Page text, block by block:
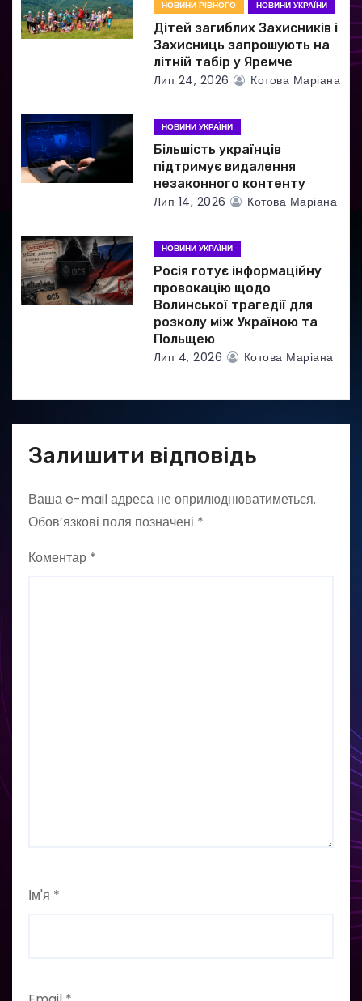
и
в
НОВИНИ РІВНОГО
НОВИНИ УКРАЇНИ
Дітей загиблих Захисників і
Захисниць запрошують на
літній табір у Яремче
Лип 24, 2026 Котова Маріана
НОВИНИ УКРАЇНИ
Більшість українців
підтримує видалення
незаконного контенту
Лип 14, 2026 Котова Маріана
НОВИНИ УКРАЇНИ
Росія готує інформаційну
провокацію щодо
Волинської трагедії для
розколу між Україною та
Польщею
Лип 4, 2026 Котова Маріана
Залишити відповідь
Ваша e-mail адреса не оприлюднюватиметься.
Обов’язкові поля позначені *
Коментар *
Ім'я *